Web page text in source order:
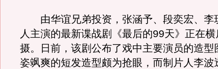
由华谊兄弟投资，张涵予、段奕宏、李
人主演的最新谍战剧《最后的99天》正在
摄。日前，该剧公布了戏中主要演员的造型
姿飒爽的短发造型颇为抢眼，而制片人李波